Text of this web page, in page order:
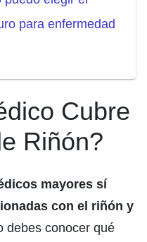
para enfermedad
Cubre
Riñón?
mayores sí
con el riñón y
debes conocer qué